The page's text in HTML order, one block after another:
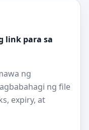
link para sa
ng
ng file
expiry, at